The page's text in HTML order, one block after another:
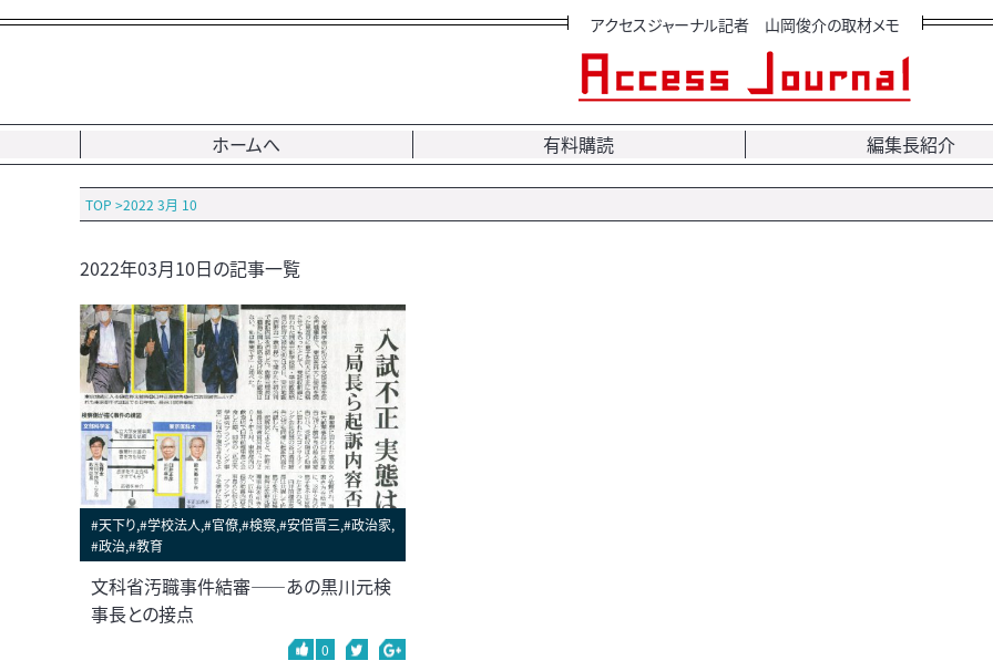
アクセスジャーナル記者 山岡俊介の取材メモ
ホームへ 有料購読 編集長紹介
TOP >2022 3月 10
2022年03月10日の記事一覧
#天下り,#学校法人,#官僚,#検察,#安倍晋三,#政治家,
#政治,#教育
文科省汚職事件結審――あの黒川元検
事長との接点
0